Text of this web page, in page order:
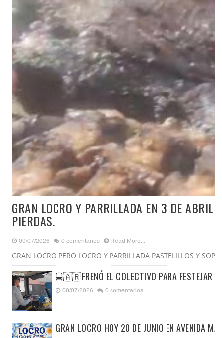
GRAN LOCRO Y PARRILLADA EN 3 DE ABRIL
PIERDAS.
09/07/2026 0 comentarios Read More...
GRAN LOCRO PERO LOCRO Y PARRILLADA PASTELILLOS Y
🚍🇦🇷FRENÓ EL COLECTIVO PARA FESTEJAR
08/07/2026 0 comentarios
GRAN LOCRO HOY 20 DE JUNIO EN AVENIDA